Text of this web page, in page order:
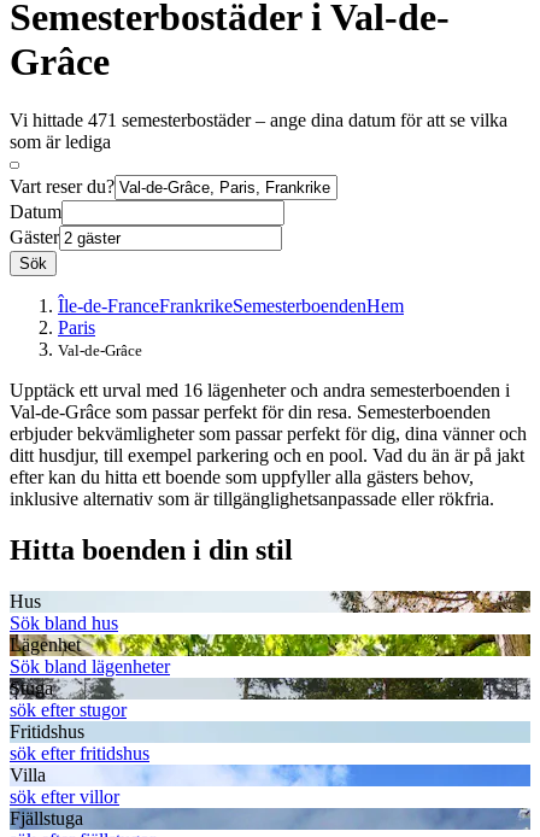
Semesterbostäder i Val-de-
Grâce
Vi hittade 471 semesterbostäder – ange dina datum för att se vilka
som är lediga
Vart reser du?
Datum
Gäster
Sök
Île-de-FranceFrankrikeSemesterboendenHem
Paris
Val-de-Grâce
Upptäck ett urval med 16 lägenheter och andra semesterboenden i
Val-de-Grâce som passar perfekt för din resa. Semesterboenden
erbjuder bekvämligheter som passar perfekt för dig, dina vänner och
ditt husdjur, till exempel parkering och en pool. Vad du än är på jakt
efter kan du hitta ett boende som uppfyller alla gästers behov,
inklusive alternativ som är tillgänglighetsanpassade eller rökfria.
Hitta boenden i din stil
Hus
Sök bland hus
Lägenhet
Sök bland lägenheter
Stuga
sök efter stugor
Fritidshus
sök efter fritidshus
Villa
sök efter villor
Fjällstuga